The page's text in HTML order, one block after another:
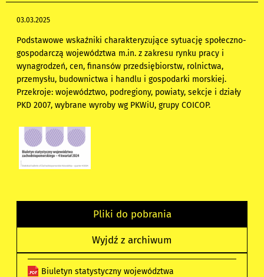
03.03.2025
Podstawowe wskaźniki charakteryzujące sytuację społeczno-
gospodarczą województwa m.in. z zakresu rynku pracy i
wynagrodzeń, cen, finansów przedsiębiorstw, rolnictwa,
przemysłu, budownictwa i handlu i gospodarki morskiej.
Przekroje: województwo, podregiony, powiaty, sekcje i działy
PKD 2007, wybrane wyroby wg PKWiU, grupy COICOP.
Pliki do pobrania
Wyjdź z archiwum
Biuletyn statystyczny województwa